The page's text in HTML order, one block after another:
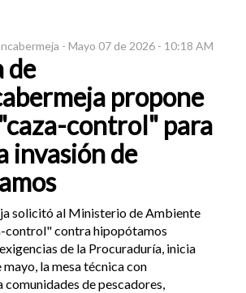
-Mayo 07 de 2026 - 10:18 AM
de
propone
control" para
invasión de
solicitó al Ministerio de Ambiente
control" contra hipopótamos
de la Procuraduría, inicia
mayo, la mesa técnica con
comunidades de pescadores,